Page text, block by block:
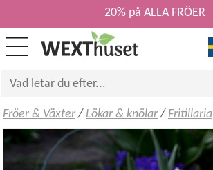
20% på ALLA FRÖER
Fröer & Växter/ Lökar & knölar/ Fritillaria